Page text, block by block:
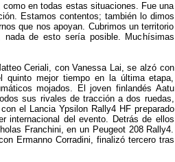
en todas estas situaciones. Fue una
Estamos contentos; también lo dimos
que nos apoyan. Cubrimos un territorio
de esto sería posible. Muchísimas
Ceriali, con Vanessa Lai, se alzó con
quinto mejor tiempo en la última etapa,
mojados. El joven finlandés Aatu
sus rivales de tracción a dos ruedas,
el Lancia Ypsilon Rally4 HF preparado
internacional del evento. Detrás de ellos
Franchini, en un Peugeot 208 Rally4.
Ermanno Corradini, finalizó tercero tras